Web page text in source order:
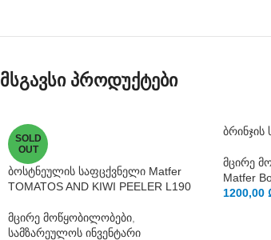
მსგავსი პროდუქტები
SOLD
OUT
ბოსტნეულის საფცქვნელი Matfer
TOMATOS AND KIWI PEELER L190
მცირე მოწყობილობები
სამზარეულოს ინვენტარი
ბრინჯის
მცირე
Matfer
1200,00